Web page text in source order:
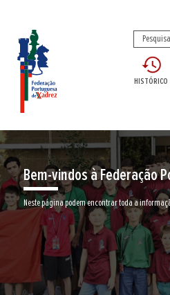
HISTÓRICO
Bem-vindos à Federação
Neste página podem encontrar toda a